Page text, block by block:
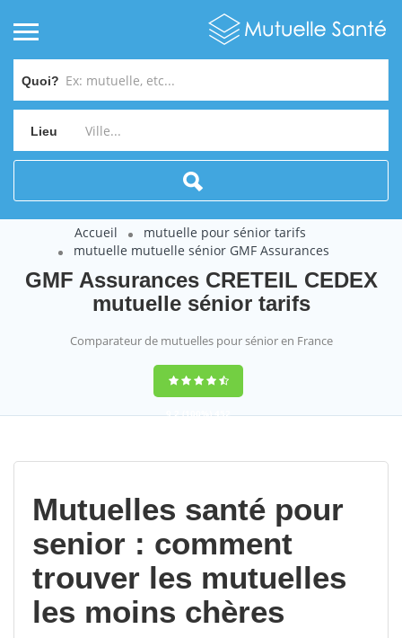
Quoi?
Lieu
Accueil
mutuelle pour sénior tarifs
mutuelle mutuelle sénior GMF Assurances
GMF Assurances CRETEIL CEDEX
mutuelle sénior tarifs
Comparateur de mutuelles pour sénior en France
9,2(100%)452
Mutuelles santé pour
senior : comment
trouver les mutuelles
les moins chères